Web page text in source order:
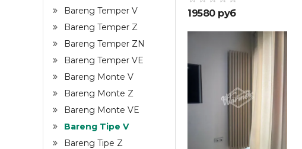
19580 руб
Bareng Temper V
Bareng Temper Z
Bareng Temper ZN
Bareng Temper VE
Bareng Monte V
Bareng Monte Z
Bareng Monte VE
Bareng Tipe V
Bareng Tipe Z